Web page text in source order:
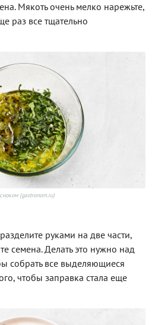
Мякоть очень мелко нарежьте,
раз все тщательно
(gastronom.ru)
руками на две части,
семена. Делать это нужно над
собрать все выделяющиеся
чтобы заправка стала еще